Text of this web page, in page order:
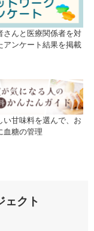
さんと医療関係者を対
アンケート結果を掲載
い甘味料を選んで、お
血糖の管理
ェクト